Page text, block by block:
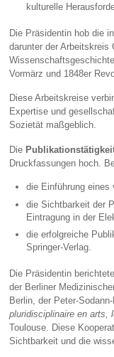
kulturelle
Die Präsidentin hob die
darunter der
Vormärz und 1848er
Diese Arbeitskreise
Expertise und
Sozietät maßgeblich.
Die
Druckfassungen hoch.
die Einführung eines
die Sichtbarkeit der
Eintragung in der
die erfolgreiche
Springer‑Verlag.
Die Präsidentin
der Berliner
Berlin, der
pluridisciplinaire en arts,
Toulouse. Diese
Sichtbarkeit und die